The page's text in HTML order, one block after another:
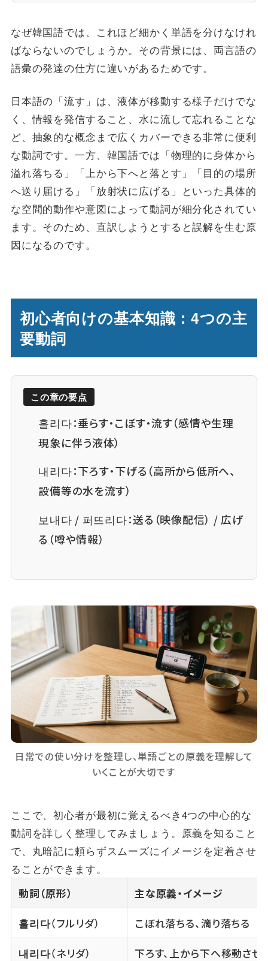
なぜ韓国語では、これほど細かく単語を分けなけれ
ばならないのでしょうか。その背景には、両言語の
語彙の発達の仕方に違いがあるためです。
日本語の「流す」は、液体が移動する様子だけでな
く、情報を発信すること、水に流して忘れることな
ど、抽象的な概念まで広くカバーできる非常に便利
な動詞です。一方、韓国語では「物理的に身体から
溢れ落ちる」「上から下へと落とす」「目的の場所
へ送り届ける」「放射状に広げる」といった具体的
な空間的動作や意図によって動詞が細分化されてい
ます。そのため、直訳しようとすると誤解を生む原
因になるのです。
初心者向けの基本知識：4つの主
要動詞
この章の要点
흘리다：垂らす・こぼす・流す（感情や生理
現象に伴う液体）
내리다：下ろす・下げる（高所から低所へ、
設備等の水を流す）
보내다 / 퍼뜨리다：送る（映像配信） / 広げ
る（噂や情報）
日常での使い分けを整理し、単語ごとの原義を理解して
いくことが大切です
ここで、初心者が最初に覚えるべき4つの中心的な
動詞を詳しく整理してみましょう。原義を知ること
で、丸暗記に頼らずスムーズにイメージを定着させ
ることができます。
動詞（原形）
主な原義・イメージ
흘리다（フルリダ）
こぼれ落ちる、滴り落ちる
내리다（ネリダ）
下ろす、上から下へ移動させ